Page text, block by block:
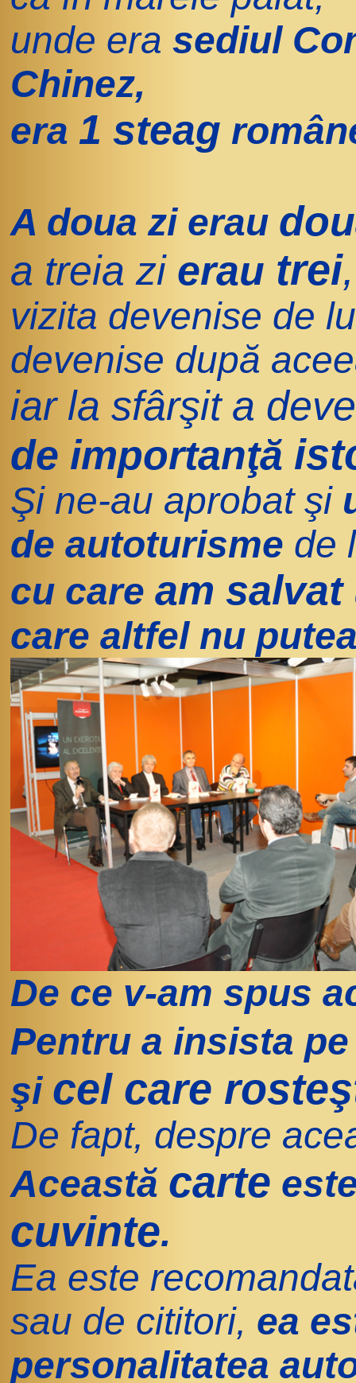
unde era sediul
Chinez,
era 1 steag
A doua zi erau
a treia zi erau trei,
vizita devenise de
devenise după
iar la sfârşit a
de importanţă
Şi ne-au aprobat şi
de autoturisme de
cu care am salvat
care altfel nu
De ce v-am spus
Pentru a insista
şi cel care
De fapt, despre
Această carte
cuvinte.
Ea este
sau de cititori, ea
personalitatea